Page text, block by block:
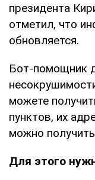
президента
отметил, что
обновляется.
Бот-помощник
можете
пунктов, их
можно
Для этого